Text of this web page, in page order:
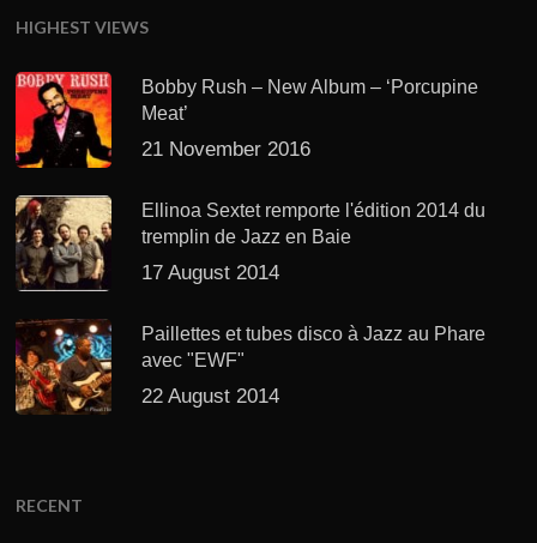
HIGHEST VIEWS
Bobby Rush – New Album – ‘Porcupine
Meat’
21 November 2016
Ellinoa Sextet remporte l'édition 2014 du
tremplin de Jazz en Baie
17 August 2014
Paillettes et tubes disco à Jazz au Phare
avec "EWF"
22 August 2014
RECENT